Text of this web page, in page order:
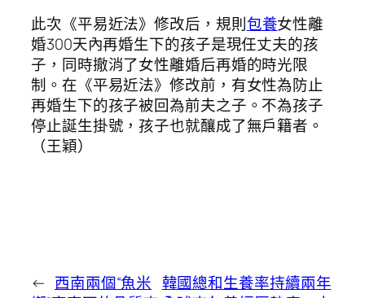
此次《平易近法》修改后，規則包養女性離
婚300天內再婚生下的孩子是現任丈夫的孩
子，同時撤消了女性離婚后再婚的時光限
制。在《平易近法》修改前，有女性為防止
再婚生下的孩子被回為前夫之子。不為孩子
停止誕生掛號，孩子也就釀成了無戶籍者。
（王穎）
← 西南兩個“魚米 韓國總和生養率持續兩年